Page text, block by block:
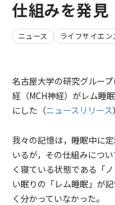
仕組みを発見
ニュース ライフサイエン
名古屋大学の研究グルー
経（MCH神経）がレム睡
にした（ニュースリリース
我々の記憶は，睡眠中に
いるが，その仕組みにつ
く寝ている状態である「
い眠りの「レム睡眠」が
く分かっていなかった。